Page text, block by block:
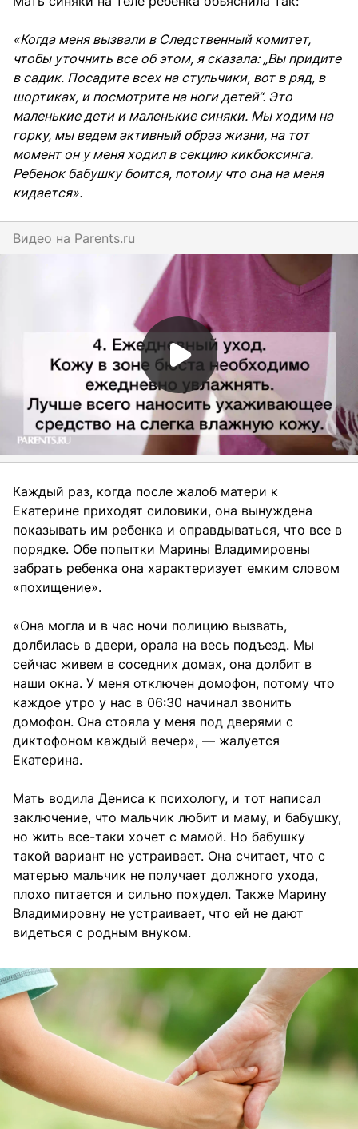
«Когда меня вызвали в Следственный комитет,
чтобы уточнить все об этом, я сказала: „Вы придите
в садик. Посадите всех на стульчики, вот в ряд, в
шортиках, и посмотрите на ноги детей“. Это
маленькие дети и маленькие синяки. Мы ходим на
горку, мы ведем активный образ жизни, на тот
момент он у меня ходил в секцию кикбоксинга.
Ребенок бабушку боится, потому что она на меня
кидается».
Видео на parents.ru
Каждый раз, когда после жалоб матери к
Екатерине приходят силовики, она вынуждена
показывать им ребенка и оправдываться, что все в
порядке. Обе попытки Марины Владимировны
забрать ребенка она характеризует емким словом
«похищение».
«Она могла и в час ночи полицию вызвать,
долбилась в двери, орала на весь подъезд. Мы
сейчас живем в соседних домах, она долбит в
наши окна. У меня отключен домофон, потому что
каждое утро у нас в 06:30 начинал звонить
домофон. Она стояла у меня под дверями с
диктофоном каждый вечер», — жалуется
Екатерина.
Мать водила Дениса к психологу, и тот написал
заключение, что мальчик любит и маму, и бабушку,
но жить все-таки хочет с мамой. Но бабушку
такой вариант не устраивает. Она считает, что с
матерью мальчик не получает должного ухода,
плохо питается и сильно похудел. Также Марину
Владимировну не устраивает, что ей не дают
видеться с родным внуком.